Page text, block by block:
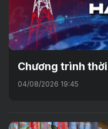
Chương trình
04/08/2026 19:45